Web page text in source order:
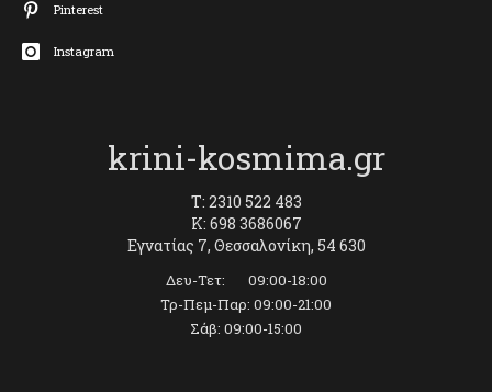
Pinterest
Instagram
krini-kosmima.gr
T: 2310 522 483
K: 698 3686067
Εγνατίας 7, Θεσσαλονίκη, 54 630
Δευ-Τετ: 09:00-18:00
Τρ-Πεμ-Παρ: 09:00-21:00
Σάβ: 09:00-15:00